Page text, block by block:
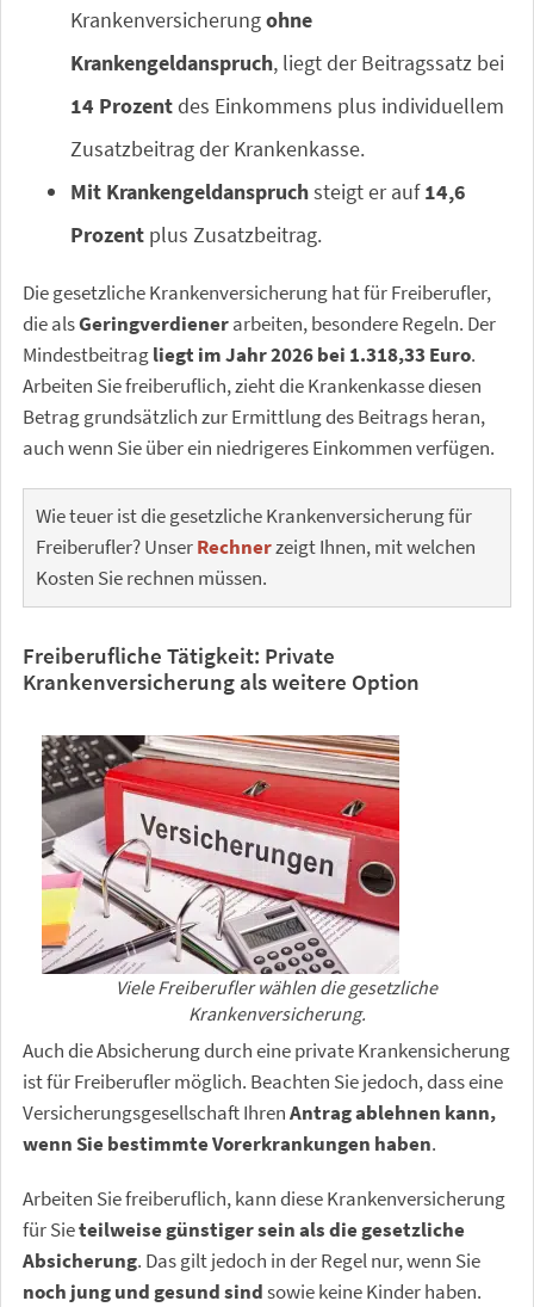
Krankenversicherungohne
Krankengeldanspruch, liegt der Beitragssatz bei
14 Prozentdes Einkommens plus individuellem
Zusatzbeitrag der Krankenkasse.
Mit Krankengeldanspruchsteigt er auf14,6
Prozent plus Zusatzbeitrag.
Die gesetzliche Krankenversicherung hat für Freiberufler,
die alsGeringverdienerarbeiten, besondere Regeln. Der
Mindestbeitragliegt im Jahr 2026 bei 1.318,33 Euro.
Arbeiten Sie freiberuflich, zieht die Krankenkasse diesen
Betrag grundsätzlich zur Ermittlung des Beitrags heran,
auch wenn Sie über ein niedrigeres Einkommen verfügen.
Wie teuer ist die gesetzliche Krankenversicherung für
Freiberufler? UnserRechnerzeigt Ihnen, mit welchen
Kosten Sie rechnen müssen.
Freiberufliche Tätigkeit: Private
Krankenversicherung als weitere Option
Viele Freiberufler wählen die gesetzliche
Krankenversicherung.
Auch die Absicherung durch eine private Krankensicherung
ist für Freiberufler möglich. Beachten Sie jedoch, dass eine
Versicherungsgesellschaft IhrenAntrag ablehnen kann,
wenn Sie bestimmte Vorerkrankungen haben.
Arbeiten Sie freiberuflich, kann diese Krankenversicherung
für Sieteilweise günstiger sein als die gesetzliche
Absicherung. Das gilt jedoch in der Regel nur, wenn Sie
noch jung und gesund sindsowie keine Kinder haben.